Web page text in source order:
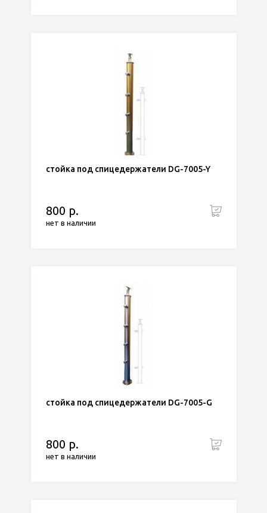
стойка под спицедержатели DG-7005-Y
800 р.
нет в наличии
стойка под спицедержатели DG-7005-G
800 р.
нет в наличии